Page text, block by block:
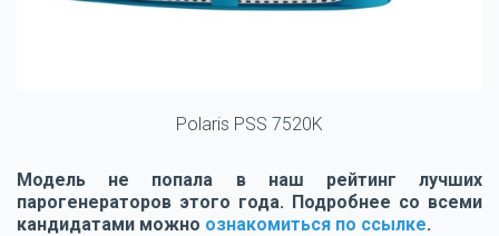
Polaris PSS 7520K
Модель не попала в наш рейтинг лучших
парогенераторов этого года. Подробнее со всеми
кандидатами можно ознакомиться по ссылке.